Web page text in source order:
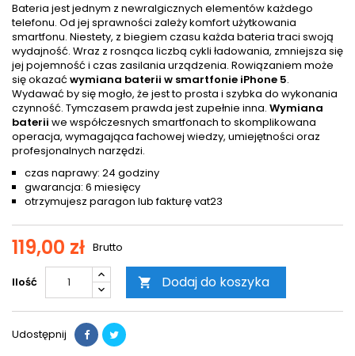
Bateria jest jednym z newralgicznych elementów każdego
telefonu. Od jej sprawności zależy komfort użytkowania
smartfonu. Niestety, z biegiem czasu każda bateria traci swoją
wydajność. Wraz z rosnąca liczbą cykli ładowania, zmniejsza się
jej pojemność i czas zasilania urządzenia. Rowiązaniem może
się okazać wymiana baterii w smartfonie iPhone 5.
Wydawać by się mogło, że jest to prosta i szybka do wykonania
czynność. Tymczasem prawda jest zupełnie inna. Wymiana
baterii we współczesnych smartfonach to skomplikowana
operacja, wymagająca fachowej wiedzy, umiejętności oraz
profesjonalnych narzędzi.
czas naprawy: 24 godziny
gwarancja: 6 miesięcy
otrzymujesz paragon lub fakturę vat23
119,00 zł Brutto
Ilość  Dodaj do koszyka
Udostępnij